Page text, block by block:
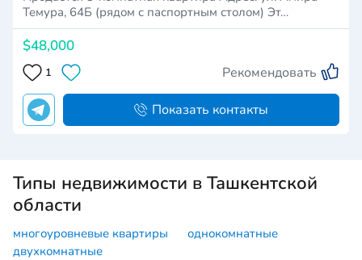
Темура, 64Б (рядом с паспортным столом) Эт…
$48,000
1 Рекомендовать
Показать контакты
Типы недвижимости в Ташкентской
области
многоуровневые квартиры
однокомнатные
двухкомнатные